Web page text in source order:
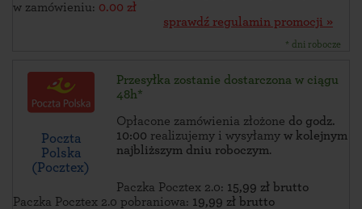
w zamówieniu: 0.00 zł
sprawdź regulamin promocji »
* dni robocze
Poczta
Polska
(Pocztex)
Przesyłka zostanie dostarczona w ciągu
48h*
Opłacone zamówienia złożone do godz.
10:00 realizujemy i wysyłamy w kolejnym
najbliższym dniu roboczym.
Paczka Pocztex 2.0: 15,99 zł brutto
Paczka Pocztex 2.0 pobraniowa: 19,99 zł brutto